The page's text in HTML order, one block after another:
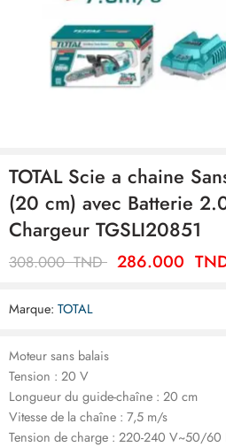
TOTAL Scie a chaine
(20 cm) avec Batterie
Chargeur TGSLI20851
308.000TND 286.000
Marque: TOTAL
Moteur sans balais
Tension : 20 V
Longueur du guide-chaîne : 20 cm
Vitesse de la chaîne : 7,5 m/s
Tension de charge : 220-240 V~50/60